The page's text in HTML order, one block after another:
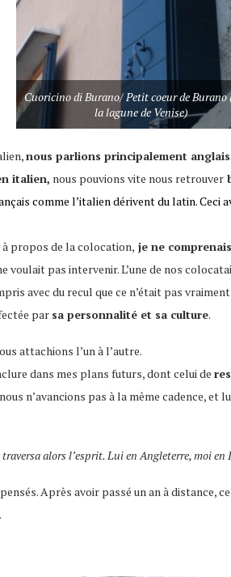
Cuoricino di Burano/ Petit coeur de Burano
la lagune de Venise)
nous parlions principalement
italien, nous pouvions vite nous retrouver
comme l’italien dérivent du latin. Ceci
propos de la colocation, je ne
pas intervenir. L’une de nos
avec du recul que ce n’était pas
par sa personnalité et sa culture.
attachions l’un à l’autre.
dans mes plans futurs, dont celui de
n’avancions pas à la même cadence, et
traversa alors l’esprit. Lui en Angleterre, moi
Après avoir passé un an à distance,